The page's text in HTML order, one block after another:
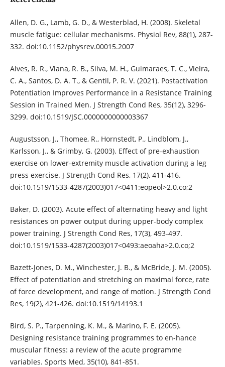
Allen, D. G., Lamb, G. D., & Westerblad, H. (2008). Skeletal
muscle fatigue: cellular mechanisms. Physiol Rev, 88(1), 287-
332. doi:10.1152/physrev.00015.2007
Alves, R. R., Viana, R. B., Silva, M. H., Guimaraes, T. C., Vieira,
C. A., Santos, D. A. T., & Gentil, P. R. V. (2021). Postactivation
Potentiation Improves Performance in a Resistance Training
Session in Trained Men. J Strength Cond Res, 35(12), 3296-
3299. doi:10.1519/JSC.0000000000003367
Augustsson, J., Thomee, R., Hornstedt, P., Lindblom, J.,
Karlsson, J., & Grimby, G. (2003). Effect of pre-exhaustion
exercise on lower-extremity muscle activation during a leg
press exercise. J Strength Cond Res, 17(2), 411-416.
doi:10.1519/1533-4287(2003)017<0411:eopeol>2.0.co;2
Baker, D. (2003). Acute effect of alternating heavy and light
resistances on power output during upper-body complex
power training. J Strength Cond Res, 17(3), 493-497.
doi:10.1519/1533-4287(2003)017<0493:aeoaha>2.0.co;2
Bazett-Jones, D. M., Winchester, J. B., & McBride, J. M. (2005).
Effect of potentiation and stretching on maximal force, rate
of force development, and range of motion. J Strength Cond
Res, 19(2), 421-426. doi:10.1519/14193.1
Bird, S. P., Tarpenning, K. M., & Marino, F. E. (2005).
Designing resistance training programmes to en-hance
muscular fitness: a review of the acute programme
variables. Sports Med, 35(10), 841-851.